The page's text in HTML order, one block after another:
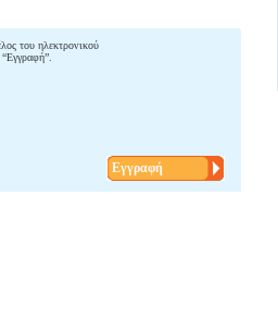
του ηλεκτρονικού
Εγγραφή